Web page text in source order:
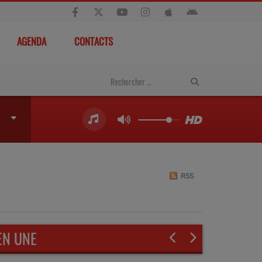
AGENDA CONTACTS
RSS
UNE